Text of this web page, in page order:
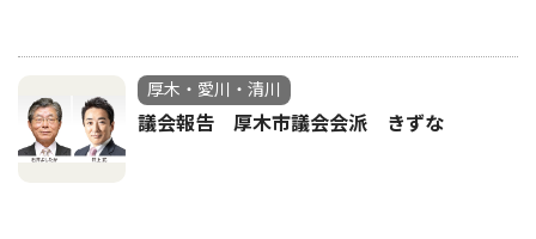
厚木・愛川・清川
議会報告 厚木市議会会派 きずな